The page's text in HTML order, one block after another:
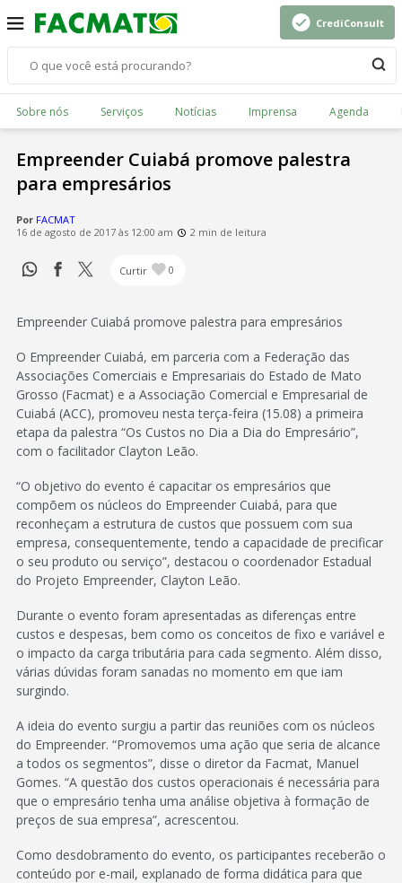
CrediConsult
Sobre nós Serviços Notícias Imprensa Agenda
Empreender Cuiabá promove palestra
para empresários
Por FACMAT
16 de agosto de 2017 às 12:00 am
2 min de leitura
Curtir 0
Empreender Cuiabá promove palestra para empresários
O Empreender Cuiabá, em parceria com a Federação das
Associações Comerciais e Empresariais do Estado de Mato
Grosso (Facmat) e a Associação Comercial e Empresarial de
Cuiabá (ACC), promoveu nesta terça-feira (15.08) a primeira
etapa da palestra “Os Custos no Dia a Dia do Empresário”,
com o facilitador Clayton Leão.
“O objetivo do evento é capacitar os empresários que
compõem os núcleos do Empreender Cuiabá, para que
reconheçam a estrutura de custos que possuem com sua
empresa, consequentemente, tendo a capacidade de precificar
o seu produto ou serviço”, destacou o coordenador Estadual
do Projeto Empreender, Clayton Leão.
Durante o evento foram apresentadas as diferenças entre
custos e despesas, bem como os conceitos de fixo e variável e
o impacto da carga tributária para cada segmento. Além disso,
várias dúvidas foram sanadas no momento em que iam
surgindo.
A ideia do evento surgiu a partir das reuniões com os núcleos
do Empreender. “Promovemos uma ação que seria de alcance
a todos os segmentos”, disse o diretor da Facmat, Manuel
Gomes. “A questão dos custos operacionais é necessária para
que o empresário tenha uma análise objetiva à formação de
preços de sua empresa”, acrescentou.
Como desdobramento do evento, os participantes receberão o
conteúdo por e-mail, explanado de forma didática para que